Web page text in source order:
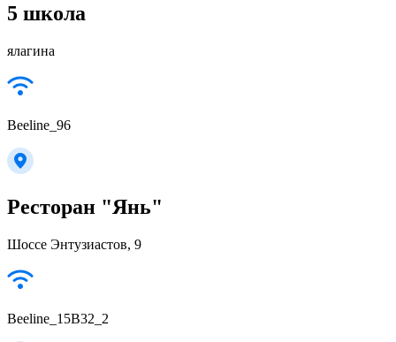
5 школа
ялагина
Beeline_96
Ресторан "Янь"
Шоссе Энтузиастов, 9
Beeline_15B32_2